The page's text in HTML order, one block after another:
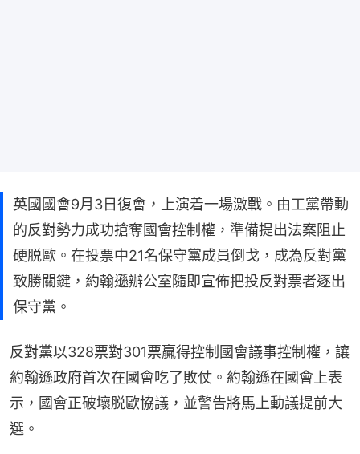
英國國會9月3日復會，上演着一場激戰。由工黨帶動
的反對勢力成功搶奪國會控制權，準備提出法案阻止
硬脱歐。在投票中21名保守黨成員倒戈，成為反對黨
致勝關鍵，約翰遜辦公室隨即宣佈把投反對票者逐出
保守黨。
反對黨以328票對301票贏得控制國會議事控制權，讓
約翰遜政府首次在國會吃了敗仗。約翰遜在國會上表
示，國會正破壞脱歐協議，並警告將馬上動議提前大
選。